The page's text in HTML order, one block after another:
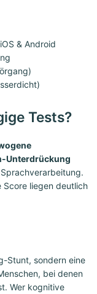
& Android
Tests?
Unterdrückung
Score liegen deutlich
Stunt, sondern eine
bei denen
Wer kognitive